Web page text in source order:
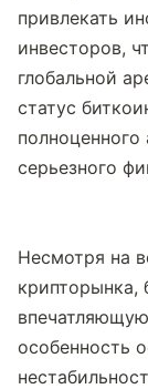
привлекать
инвесторов,
глобальной
статус
серьезного
Несмотря на
крипторынка,
особенность